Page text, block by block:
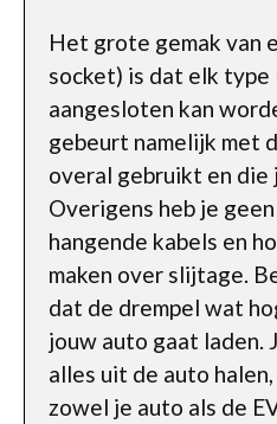
Het grote gemak van
socket) is dat elk type
aangesloten kan
gebeurt namelijk met
overal gebruikt en die
Overigens heb je
hangende kabels en
maken over slijtage.
dat de drempel wat
jouw auto gaat laden.
alles uit de auto
zowel je auto als de